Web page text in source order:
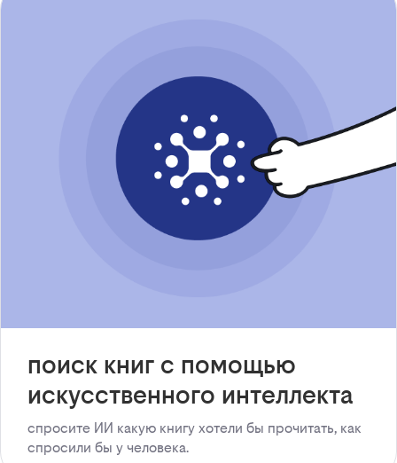
поиск книг с помощью
искусственного интеллекта
спросите ИИ какую книгу хотели бы прочитать, как
спросили бы у человека.